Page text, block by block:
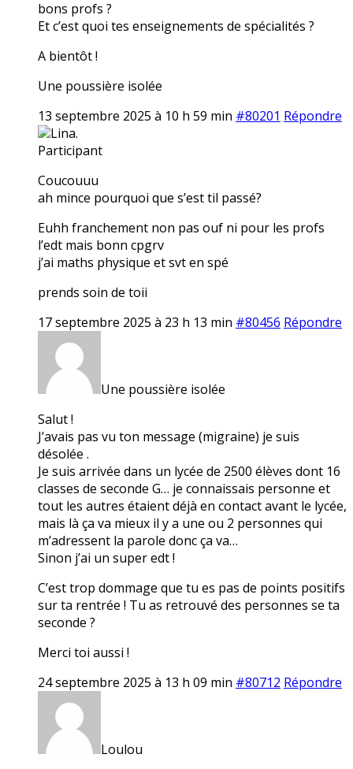
bons profs ?
Et c’est quoi tes enseignements de spécialités ?
A bientôt !
Une poussière isolée
13 septembre 2025 à 10 h 59 min #80201 Répondre
Lina.
Participant
Coucouuu
ah mince pourquoi que s’est til passé?
Euhh franchement non pas ouf ni pour les profs
l’edt mais bonn cpgrv
j’ai maths physique et svt en spé
prends soin de toii
17 septembre 2025 à 23 h 13 min #80456 Répondre
Une poussière isolée
Salut !
J’avais pas vu ton message (migraine) je suis
désolée .
Je suis arrivée dans un lycée de 2500 élèves dont 16
classes de seconde G… je connaissais personne et
tout les autres étaient déjà en contact avant le lycée,
mais là ça va mieux il y a une ou 2 personnes qui
m’adressent la parole donc ça va…
Sinon j’ai un super edt !
C’est trop dommage que tu es pas de points positifs
sur ta rentrée ! Tu as retrouvé des personnes se ta
seconde ?
Merci toi aussi !
24 septembre 2025 à 13 h 09 min #80712 Répondre
Loulou